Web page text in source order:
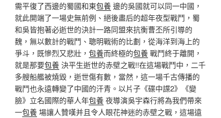
需平復了西邊的蜀國和東包養邊的吳國就可以同一中國，
就此開端了一場史無前例、絕後盡后的超年夜型戰鬥，蜀
和吳皆抱著必逝世的決計一路同盟來抗衡曹丕所引導的
魏，無以數計的戰鬥、聰明戰術的比劃，從海洋到海上的
爭斗，既慘烈又悲壯， 包養而終極的包養戰鬥終于離開，
就是那要包養決平生逝世的赤壁之戰!!在這場戰鬥中，二千
多艘船艦被燒毀，逝世傷有數，當然，這一場千古傳播的
戰鬥也永遠轉變了中國的汗青。以片子《碟中諜2》《變
臉》立名國際的華人年包養夜導演吳宇森行將為我們帶來
一包養場讓人贊嘆并且令人眼花神迷的赤壁之戰，這場遠